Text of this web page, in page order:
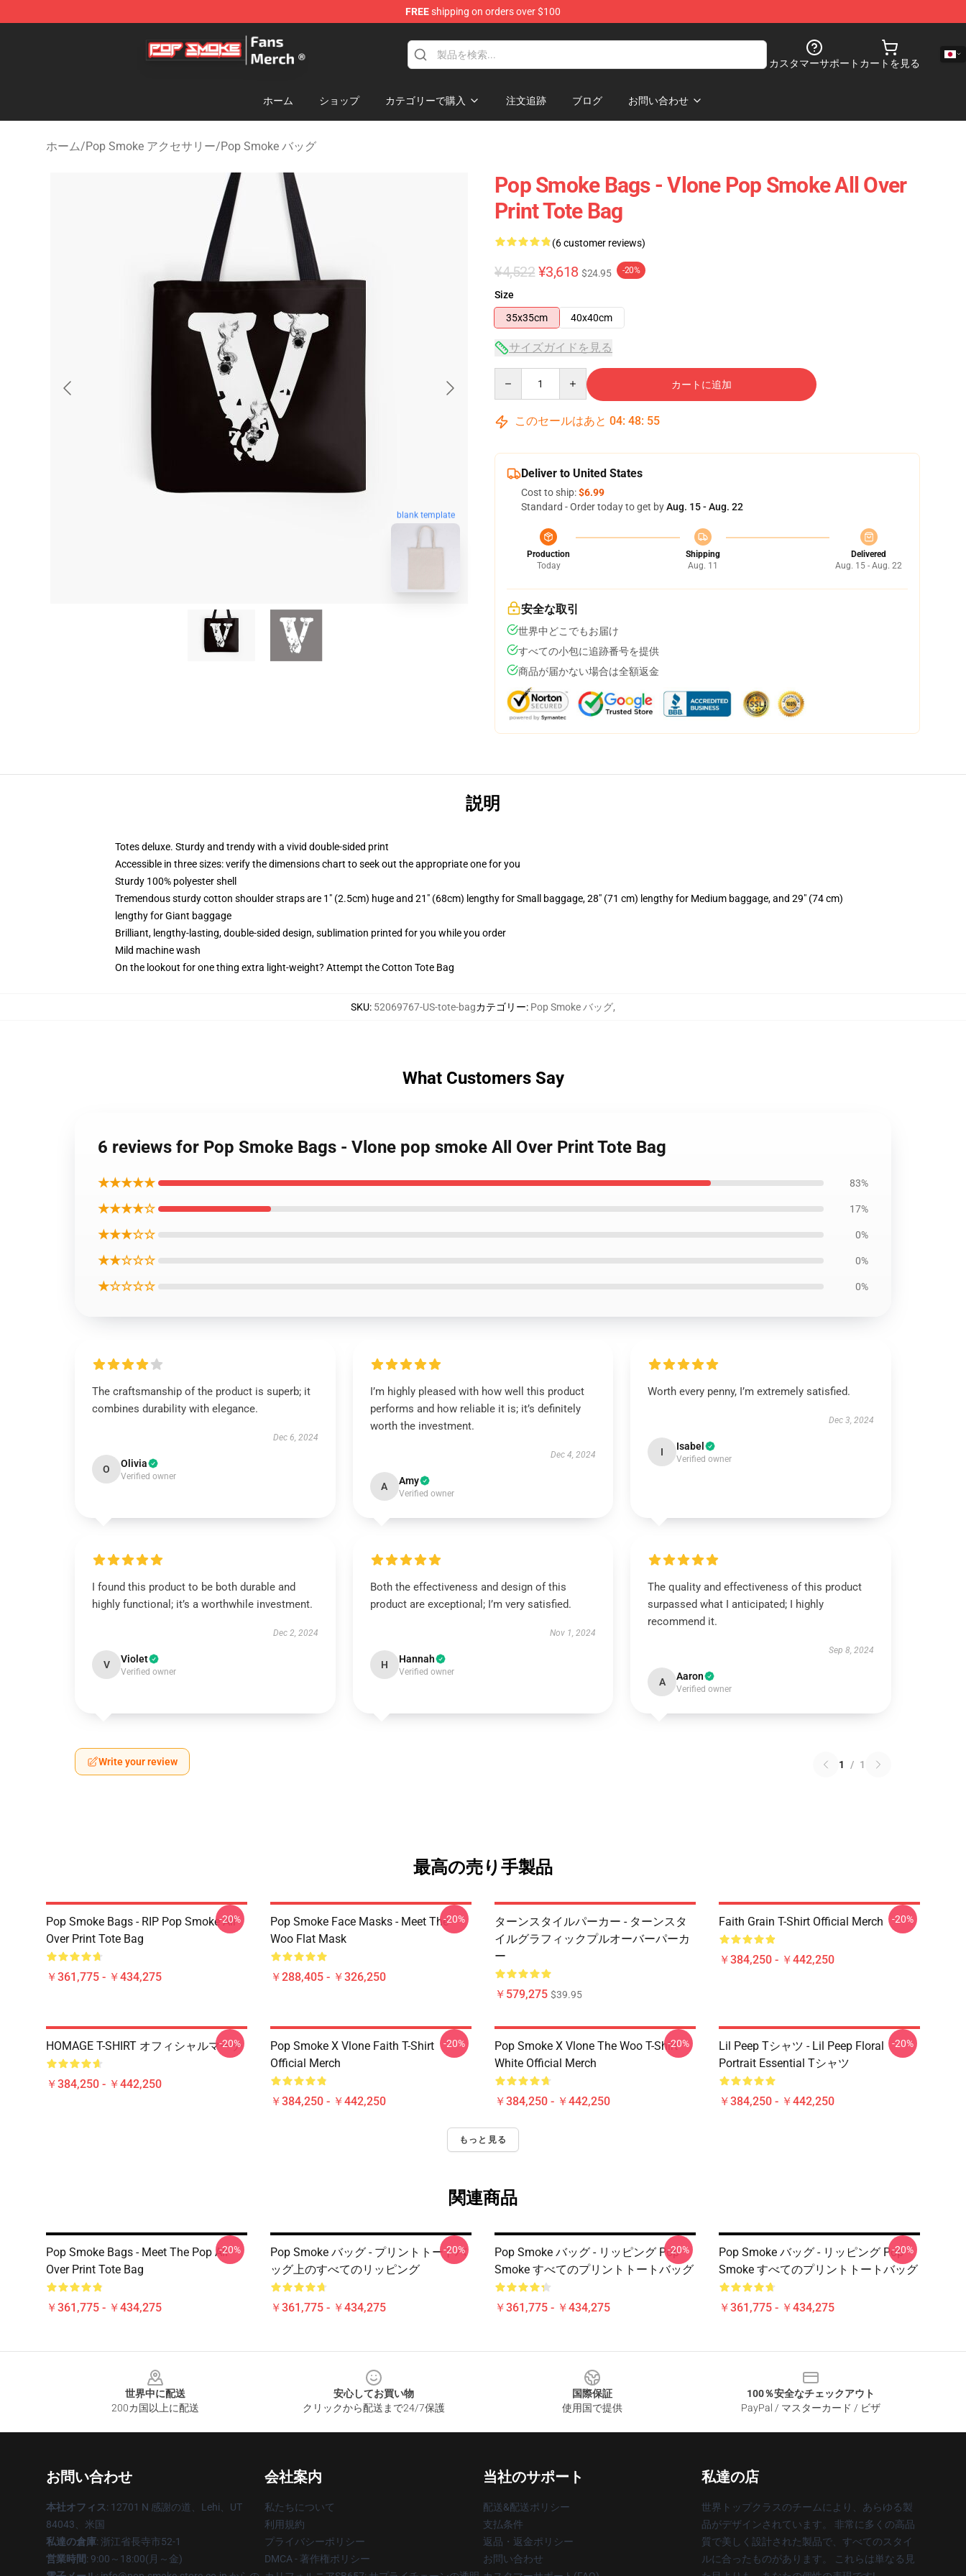
FREEshipping on orders over $100
Pop Smoke Store - Official Pop Smoke Merchandise Shop
カスタマーサポート カートを見る
ホーム ショップ カテゴリーで購入 注文追跡 ブログ お問い合わせ
ホーム/Pop Smoke アクセサリー/Pop Smoke バッグ
blank template
Pop Smoke Bags - Vlone Pop Smoke All Over
Print Tote Bag
(6 customer reviews)
¥4,522 ¥3,618 $24.95 -20%
Size
35x35cm
40x40cm
サイズガイドを見る
カートに追加
このセールはあと 04: 48: 54
Deliver to United States
Cost to ship:$6.99
Standard - Order today to get byAug. 15 - Aug. 22
Production
Today
Shipping
Aug. 11
Delivered
Aug. 15 - Aug. 22
安全な取引
世界中どこでもお届け
すべての小包に追跡番号を提供
商品が届かない場合は全額返金
説明
Totes deluxe. Sturdy and trendy with a vivid double-sided print
Accessible in three sizes: verify the dimensions chart to seek out the appropriate one for you
Sturdy 100% polyester shell
Tremendous sturdy cotton shoulder straps are 1" (2.5cm) huge and 21" (68cm) lengthy for Small baggage, 28" (71 cm) lengthy for Medium baggage, and 29" (74 cm)
lengthy for Giant baggage
Brilliant, lengthy-lasting, double-sided design, sublimation printed for you while you order
Mild machine wash
On the lookout for one thing extra light-weight? Attempt the Cotton Tote Bag
SKU: 52069767-US-tote-bagカテゴリー: Pop Smoke バッグ,
What Customers Say
6 reviews for Pop Smoke Bags - Vlone pop smoke All Over Print Tote Bag
★★★★★ 83%
★★★★☆ 17%
★★★☆☆ 0%
★★☆☆☆ 0%
★☆☆☆☆ 0%
The craftsmanship of the product is superb; it
combines durability with elegance.
Dec 6, 2024
O Olivia
Verified owner
I’m highly pleased with how well this product
performs and how reliable it is; it’s definitely
worth the investment.
Dec 4, 2024
A Amy
Verified owner
Worth every penny, I’m extremely satisfied.
Dec 3, 2024
I Isabel
Verified owner
I found this product to be both durable and
highly functional; it’s a worthwhile investment.
Dec 2, 2024
V Violet
Verified owner
Both the effectiveness and design of this
product are exceptional; I’m very satisfied.
Nov 1, 2024
H Hannah
Verified owner
The quality and effectiveness of this product
surpassed what I anticipated; I highly
recommend it.
Sep 8, 2024
A Aaron
Verified owner
Write your review 1 / 1
最高の売り手製品
Pop Smoke Bags - RIP Pop Smoke All
Over Print Tote Bag
￥361,775 - ￥434,275
-20%
Pop Smoke Face Masks - Meet The
Woo Flat Mask
￥288,405 - ￥326,250
-20%
ターンスタイルパーカー - ターンスタ
イルグラフィックプルオーバーパーカ
ー
￥579,275 $39.95
Faith Grain T-Shirt Official Merch
￥384,250 - ￥442,250
-20%
HOMAGE T-SHIRT オフィシャルマーチ
￥384,250 - ￥442,250
-20%
Pop Smoke X Vlone Faith T-Shirt
Official Merch
￥384,250 - ￥442,250
-20%
Pop Smoke X Vlone The Woo T-Shirt
White Official Merch
￥384,250 - ￥442,250
-20%
Lil Peep Tシャツ - Lil Peep Floral
Portrait Essential Tシャツ
￥384,250 - ￥442,250
-20%
もっと見る
関連商品
Pop Smoke Bags - Meet The Pop All
Over Print Tote Bag
￥361,775 - ￥434,275
-20%
Pop Smoke バッグ - プリントトートバ
ッグ上のすべてのリッピング
￥361,775 - ￥434,275
-20%
Pop Smoke バッグ - リッピング Pop
Smoke すべてのプリントトートバッグ
￥361,775 - ￥434,275
-20%
Pop Smoke バッグ - リッピング Pop
Smoke すべてのプリントトートバッグ
￥361,775 - ￥434,275
-20%
世界中に配送
200カ国以上に配送
安心してお買い物
クリックから配送まで24/7保護
国際保証
使用国で提供
100％安全なチェックアウト
PayPal / マスターカード / ビザ
お問い合わせ
本社オフィス: 12701 N 感謝の道、Lehi、UT
84043、米国
私達の倉庫: 浙江省長寺市52-1
営業時間: 9:00～18:00(月～金)
会社案内
私たちについて
利用規約
プライバシーポリシー
DMCA - 著作権ポリシー
当社のサポート
配送&配送ポリシー
支払条件
返品・返金ポリシー
お問い合わせ
私達の店
世界トップクラスのチームにより、あらゆる製
品がデザインされています。 非常に多くの高品
質で美しく設計された製品で、すべてのスタイ
ルに合ったものがあります。 これらは単なる見